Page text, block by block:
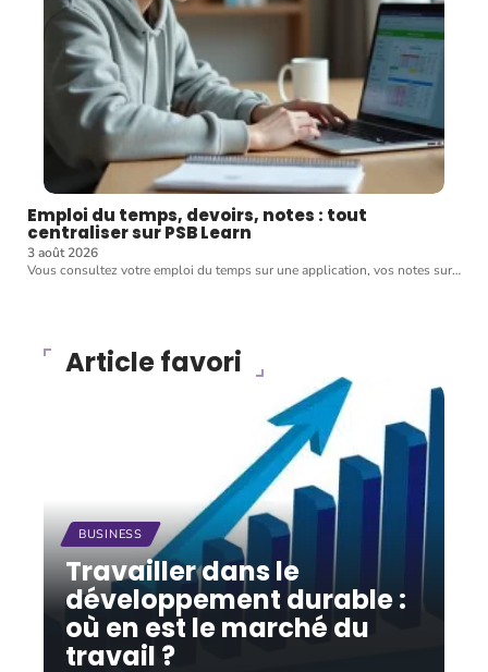
Emploi du temps, devoirs, notes : tout
centraliser sur PSB Learn
3 août 2026
Vous consultez votre emploi du temps sur une application, vos notes sur…
Article favori
BUSINESS
Travailler dans le
développement durable :
où en est le marché du
travail ?